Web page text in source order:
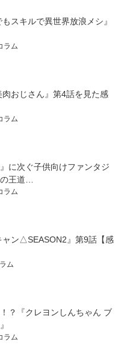
スキルで異世界放浪メシ』
ラム
おじさん』第4話を見た感
ラム
に次ぐ子供向けファンタジ
王道…
ラム
ャン△SEASON2』第9話【感
ム
？『クレヨンしんちゃん ブ
ラム